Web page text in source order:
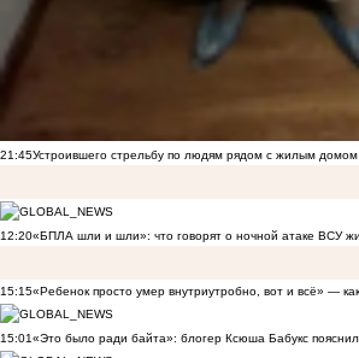
21:45Устроившего стрельбу по людям рядом с жилым
12:20«БПЛА шли и шли»: что говорят о ночной атаке ВСУ
15:15«Ребенок просто умер внутриутробно, вот и всё» —
15:01«Это было ради байта»: блогер Ксюша Бабукс